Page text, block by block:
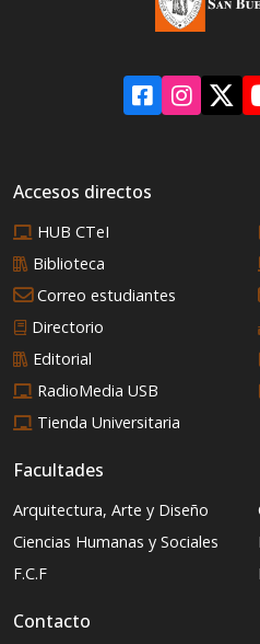
Accesos directos
HUB CTeI
Biblioteca
Correo estudiantes
Directorio
Editorial
RadioMedia USB
Tienda Universitaria
Facultades
Arquitectura, Arte y Diseño
Ciencias Humanas y Sociales
F.C.F
Contacto